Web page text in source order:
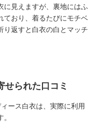
に見えますが、裏地にはふ
ており、着るたびにモチベ
り返すと白衣の白とマッチ
せられた口コミ
ース白衣は、実際に利用